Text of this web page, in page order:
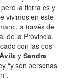
la tierra es y
vivimos en este
a través de
de la Provincia.
con las dos
y Sandra
“y son personas